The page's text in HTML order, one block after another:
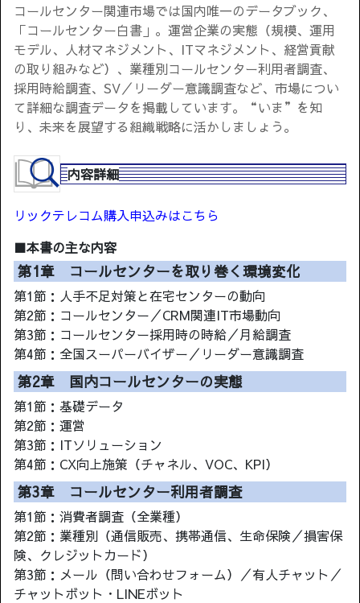
コールセンター関連市場では国内唯一のデータブック、
「コールセンター白書」。運営企業の実態（規模、運用
モデル、人材マネジメント、ITマネジメント、経営貢献
の取り組みなど）、業種別コールセンター利用者調査、
採用時給調査、SV／リーダー意識調査など、市場につい
て詳細な調査データを掲載しています。“いま”を知
り、未来を展望する組織戦略に活かしましょう。
内容詳細
リックテレコム購入申込みはこちら
■本書の主な内容
第1章 コールセンターを取り巻く環境変化
第1節：人手不足対策と在宅センターの動向
第2節：コールセンター／CRM関連IT市場動向
第3節：コールセンター採用時の時給／月給調査
第4節：全国スーパーバイザー／リーダー意識調査
第2章 国内コールセンターの実態
第1節：基礎データ
第2節：運営
第3節：ITソリューション
第4節：CX向上施策（チャネル、VOC、KPI）
第3章 コールセンター利用者調査
第1節：消費者調査（全業種）
第2節：業種別（通信販売、携帯通信、生命保険／損害保
険、クレジットカード）
第3節：メール（問い合わせフォーム）／有人チャット／
チャットボット・LINEボット